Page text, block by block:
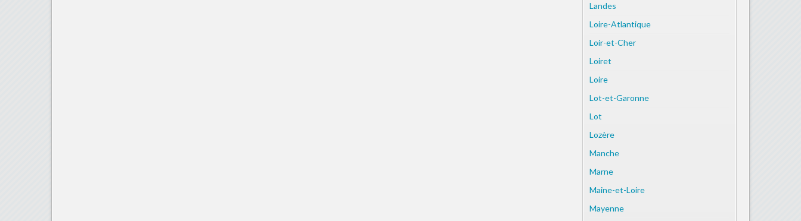
Landes
Loire-Atlantique
Loir-et-Cher
Loiret
Loire
Lot-et-Garonne
Lot
Lozère
Manche
Marne
Maine-et-Loire
Mayenne